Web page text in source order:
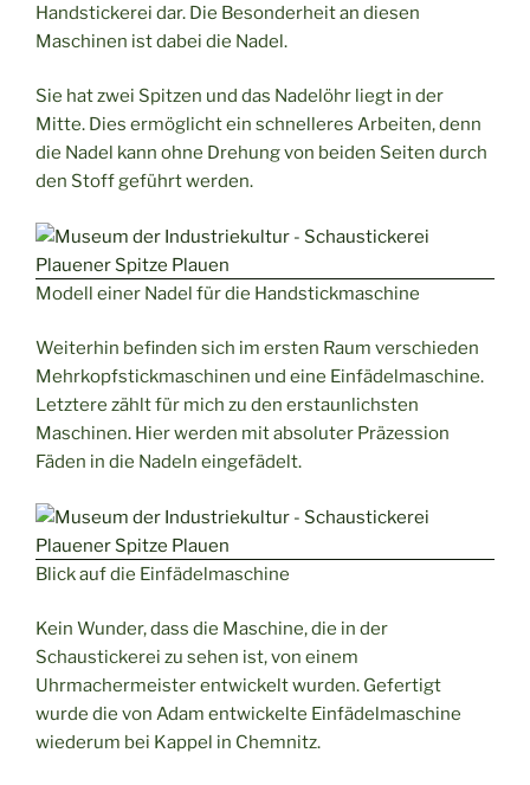
Handstickerei dar. Die Besonderheit an diesen
Maschinen ist dabei die Nadel.
Sie hat zwei Spitzen und das Nadelöhr liegt in der
Mitte. Dies ermöglicht ein schnelleres Arbeiten, denn
die Nadel kann ohne Drehung von beiden Seiten durch
den Stoff geführt werden.
Modell einer Nadel für die Handstickmaschine
Weiterhin befinden sich im ersten Raum verschieden
Mehrkopfstickmaschinen und eine Einfädelmaschine.
Letztere zählt für mich zu den erstaunlichsten
Maschinen. Hier werden mit absoluter Präzession
Fäden in die Nadeln eingefädelt.
Blick auf die Einfädelmaschine
Kein Wunder, dass die Maschine, die in der
Schaustickerei zu sehen ist, von einem
Uhrmachermeister entwickelt wurden. Gefertigt
wurde die von Adam entwickelte Einfädelmaschine
wiederum bei Kappel in Chemnitz.